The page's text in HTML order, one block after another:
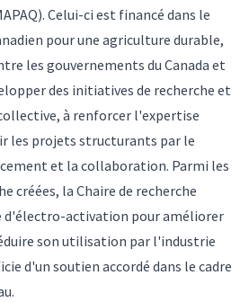
Celui-ci est financé dans le
pour une agriculture durable,
les gouvernements du Canada et
des initiatives de recherche et
à renforcer l'expertise
les projets structurants par le
et la collaboration. Parmi les
créées, la Chaire de recherche
d'électro-activation pour améliorer
son utilisation par l'industrie
d'un soutien accordé dans le cadre